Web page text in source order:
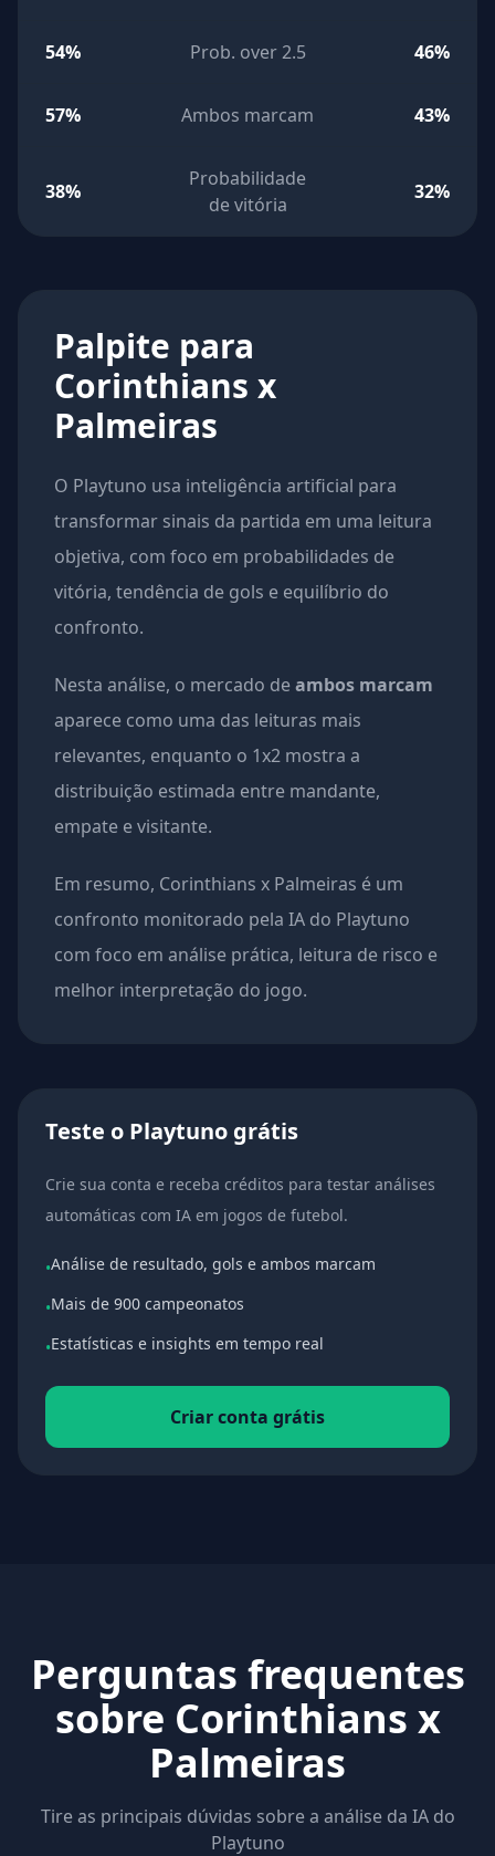
54% Prob. over 2.5 46%
57% Ambos marcam 43%
38%
Probabilidade
de vitória
32%
Palpite para
Corinthians x
Palmeiras
O Playtuno usa inteligência artificial para
transformar sinais da partida em uma leitura
objetiva, com foco em probabilidades de
vitória, tendência de gols e equilíbrio do
confronto.
Nesta análise, o mercado deambos marcam
aparece como uma das leituras mais
relevantes, enquanto o 1x2 mostra a
distribuição estimada entre mandante,
empate e visitante.
Em resumo, Corinthians x Palmeiras é um
confronto monitorado pela IA do Playtuno
com foco em análise prática, leitura de risco e
melhor interpretação do jogo.
Teste o Playtuno grátis
Crie sua conta e receba créditos para testar análises
automáticas com IA em jogos de futebol.
•Análise de resultado, gols e ambos marcam
•Mais de 900 campeonatos
•Estatísticas e insights em tempo real
Criar conta grátis
Perguntas frequentes
sobre Corinthians x
Palmeiras
Tire as principais dúvidas sobre a análise da IA do
Playtuno